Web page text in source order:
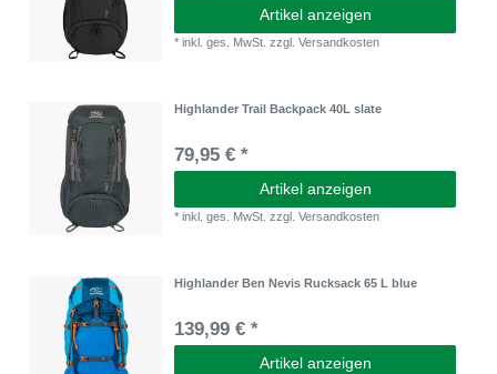
Artikel anzeigen
*inkl. ges. MwSt. zzgl.Versandkosten
Highlander Trail Backpack 40L slate
79,95 € *
Artikel anzeigen
*inkl. ges. MwSt. zzgl.Versandkosten
Highlander Ben Nevis Rucksack 65 L blue
139,99 € *
Artikel anzeigen